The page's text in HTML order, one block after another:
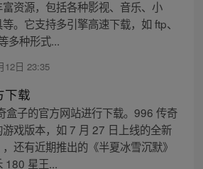
资源，包括各种影视、音乐、小
。它支持多引擎高速下载，如 ftp、
多种形式...
12日 23:35
下载
盒子的官方网站进行下载。996 传奇
戏版本，如 7 月 27 日上线的全新
还有近期推出的《半夏冰雪沉默》
180 星王...